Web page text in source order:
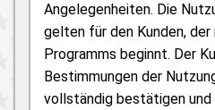
Angelegenheiten. Die
gelten für den Kunden,
Programms beginnt. Der
Bestimmungen der
vollständig bestätigen und